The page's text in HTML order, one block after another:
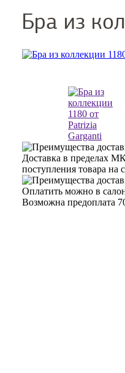
Бра из
Доставка в пределах
поступления товара на
Оплатить можно в
Возможна предоплата